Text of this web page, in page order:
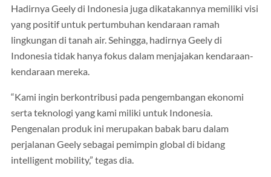
Hadirnya Geely di Indonesia juga dikatakannya memiliki visi
yang positif untuk pertumbuhan kendaraan ramah
lingkungan di tanah air. Sehingga, hadirnya Geely di
Indonesia tidak hanya fokus dalam menjajakan kendaraan-
kendaraan mereka.
“Kami ingin berkontribusi pada pengembangan ekonomi
serta teknologi yang kami miliki untuk Indonesia.
Pengenalan produk ini merupakan babak baru dalam
perjalanan Geely sebagai pemimpin global di bidang
intelligent mobility,” tegas dia.